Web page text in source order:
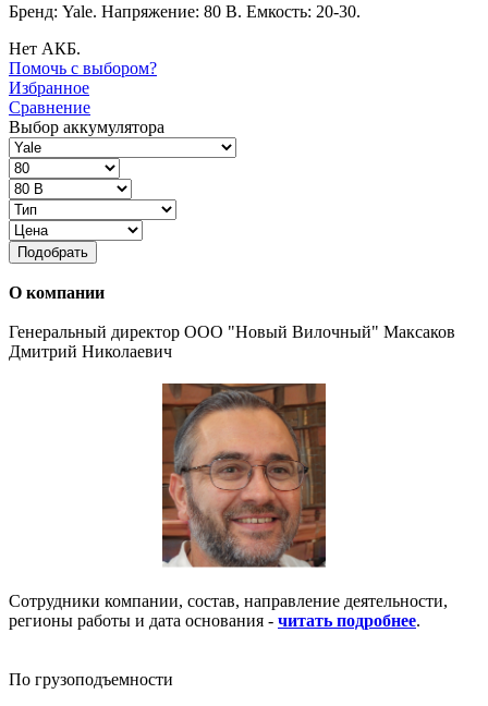
Бренд: Yale. Напряжение: 80 В. Емкость: 20-30.
Нет АКБ.
Помочь с выбором?
Избранное
Сравнение
Выбор аккумулятора
Подобрать
О компании
Генеральный директор ООО "Новый Вилочный" Максаков
Дмитрий Николаевич
Сотрудники компании, состав, направление деятельности,
регионы работы и дата основания - читать подробнее.
По грузоподъемности